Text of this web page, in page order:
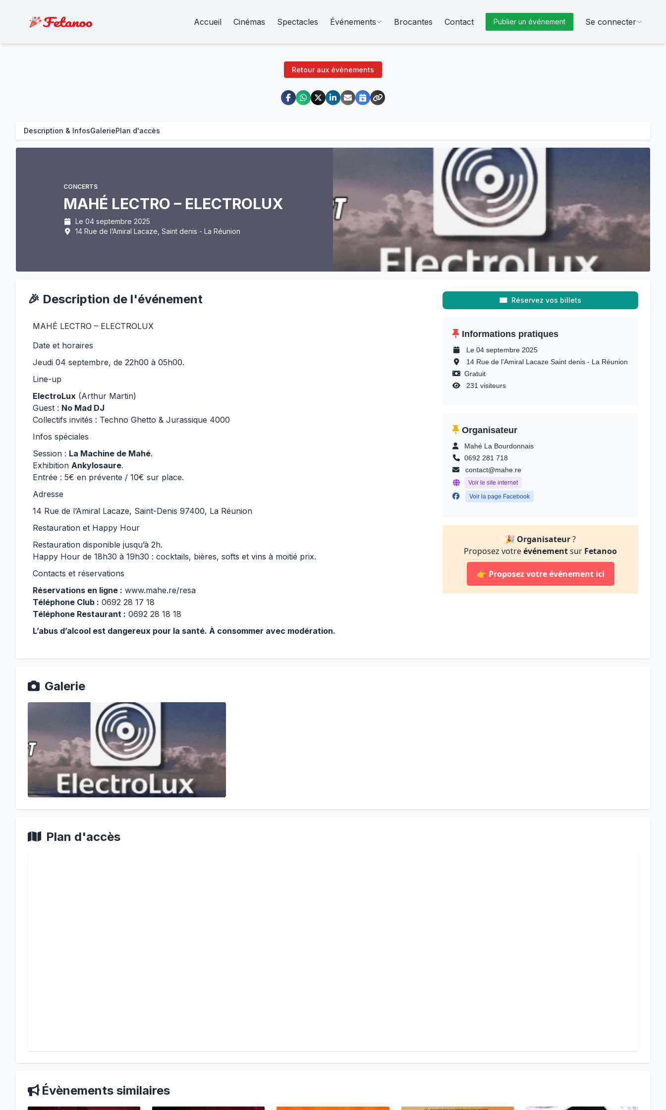
Accueil Cinémas Spectacles Événements Brocantes Contact Publier un événement Se connecter
Retour aux évènements
Description & InfosGaleriePlan d'accès
CONCERTS
MAHÉ LECTRO – ELECTROLUX
Le 04 septembre 2025
14 Rue de l’Amiral Lacaze, Saint denis - La Réunion
🎉 Description de l'événement
MAHÉ LECTRO – ELECTROLUX
Date et horaires
Jeudi 04 septembre, de 22h00 à 05h00.
Line-up
ElectroLux (Arthur Martin)
Guest : No Mad DJ
Collectifs invités : Techno Ghetto & Jurassique 4000
Infos spéciales
Session : La Machine de Mahé.
Exhibition Ankylosaure.
Entrée : 5€ en prévente / 10€ sur place.
Adresse
14 Rue de l’Amiral Lacaze, Saint-Denis 97400, La Réunion
Restauration et Happy Hour
Restauration disponible jusqu’à 2h.
Happy Hour de 18h30 à 19h30 : cocktails, bières, softs et vins à moitié prix.
Contacts et réservations
Réservations en ligne : www.mahe.re/resa
Téléphone Club : 0692 28 17 18
Téléphone Restaurant : 0692 28 18 18
L’abus d’alcool est dangereux pour la santé. À consommer avec modération.
Réservez vos billets
Informations pratiques
Le 04 septembre 2025
14 Rue de l’Amiral Lacaze Saint denis - La Réunion
Gratuit
231 visiteurs
Organisateur
Mahé La Bourdonnais
0692 281 718
contact@mahe.re
Voir le site internet
Voir la page Facebook
🎉 Organisateur?
Proposez votreévénementsur Fetanoo
👉 Proposez votre événement ici
Galerie
Plan d'accès
Évènements similaires